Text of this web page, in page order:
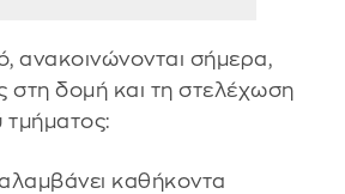
ανακοινώνονται σήμερα,
στη δομή και τη στελέχωση
τμήματος:
καθήκοντα